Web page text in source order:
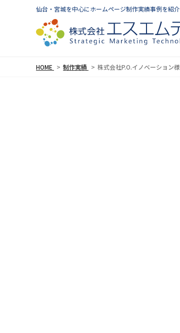
仙台・宮城を中心にホームページ制作実績事例を紹介
HOME 制作実績 株式会社P.O.イノベーション様